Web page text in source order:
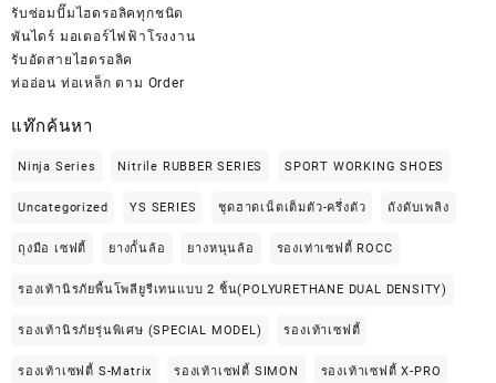
รับซ่อมปั๊มไฮดรอลิคทุกชนิด
พันไดร์ มอเตอร์ไฟฟ้าโรงงาน
รับอัดสายไฮดรอลิค
ท่ออ่อน ท่อเหล็ก ตาม Order
แท๊กค้นหา
Ninja Series Nitrile RUBBER SERIES SPORT WORKING SHOES
Uncategorized YS SERIES ชุดฮาดเน็ตเต็มตัว-ครึ่งตัว ถังดับเพลิง
ถุงมือ เซฟตี้ ยางกั้นล้อ ยางหนุนล้อ รองเท่าเซฟตี้ ROCC
รองเท้านิรภัยพื้นโพลียูรีเทนแบบ 2 ชิ้น(POLYURETHANE DUAL DENSITY)
รองเท้านิรภัยรุ่นพิเศษ (SPECIAL MODEL) รองเท้าเซฟตี้
รองเท้าเซฟตี้ S-Matrix รองเท้าเซฟตี้ SIMON รองเท้าเซฟตี้ X-PRO